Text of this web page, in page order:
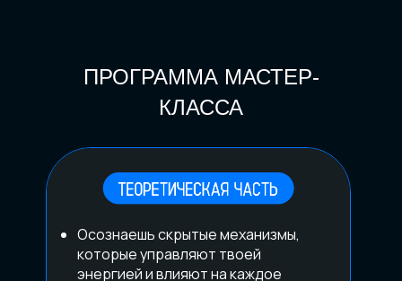
Осознаешь скрытые механизмы,
которые управляют твоей
энергией и влияют на каждое
ПРОГРАММА МАСТЕР-
КЛАССА